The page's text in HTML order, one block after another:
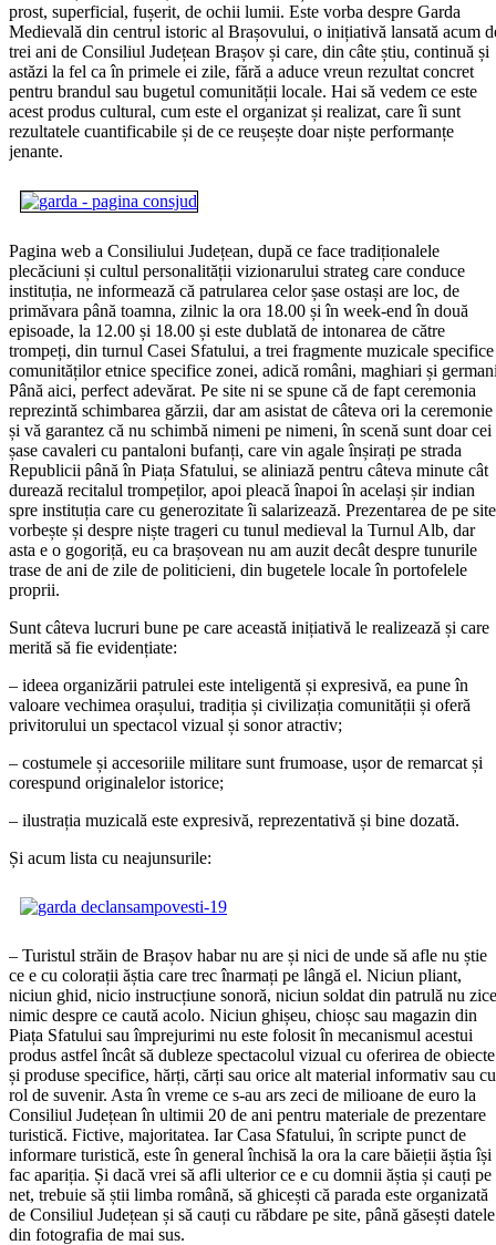
prost, superficial, fușerit, de ochii lumii. Este vorba despre Garda
Medievală din centrul istoric al Brașovului, o inițiativă lansată acum
trei ani de Consiliul Județean Brașov și care, din câte știu, continuă și
astăzi la fel ca în primele ei zile, fără a aduce vreun rezultat concret
pentru brandul sau bugetul comunității locale. Hai să vedem ce este
acest produs cultural, cum este el organizat și realizat, care îi sunt
rezultatele cuantificabile și de ce reușește doar niște performanțe
jenante.
Pagina web a Consiliului Județean, după ce face tradiționalele
plecăciuni și cultul personalității vizionarului strateg care conduce
instituția, ne informează că patrularea celor șase ostași are loc, de
primăvara până toamna, zilnic la ora 18.00 și în week-end în două
episoade, la 12.00 și 18.00 și este dublată de intonarea de către
trompeți, din turnul Casei Sfatului, a trei fragmente muzicale specifice
comunităților etnice specifice zonei, adică români, maghiari și
Până aici, perfect adevărat. Pe site ni se spune că de fapt ceremonia
reprezintă schimbarea gărzii, dar am asistat de câteva ori la ceremonie
și vă garantez că nu schimbă nimeni pe nimeni, în scenă sunt doar cei
șase cavaleri cu pantaloni bufanți, care vin agale înșirați pe strada
Republicii până în Piața Sfatului, se aliniază pentru câteva minute cât
durează recitalul trompeților, apoi pleacă înapoi în același șir indian
spre instituția care cu generozitate îi salarizează. Prezentarea de pe site
vorbește și despre niște trageri cu tunul medieval la Turnul Alb, dar
asta e o gogoriță, eu ca brașovean nu am auzit decât despre tunurile
trase de ani de zile de politicieni, din bugetele locale în portofelele
proprii.
Sunt câteva lucruri bune pe care această inițiativă le realizează și care
merită să fie evidențiate:
– ideea organizării patrulei este inteligentă și expresivă, ea pune în
valoare vechimea orașului, tradiția și civilizația comunității și oferă
privitorului un spectacol vizual și sonor atractiv;
– costumele și accesoriile militare sunt frumoase, ușor de remarcat și
corespund originalelor istorice;
– ilustrația muzicală este expresivă, reprezentativă și bine dozată.
Și acum lista cu neajunsurile:
– Turistul străin de Brașov habar nu are și nici de unde să afle nu știe
ce e cu colorații ăștia care trec înarmați pe lângă el. Niciun pliant,
niciun ghid, nicio instrucțiune sonoră, niciun soldat din patrulă nu zice
nimic despre ce caută acolo. Niciun ghișeu, chioșc sau magazin din
Piața Sfatului sau împrejurimi nu este folosit în mecanismul acestui
produs astfel încât să dubleze spectacolul vizual cu oferirea de obiecte
și produse specifice, hărți, cărți sau orice alt material informativ sau cu
rol de suvenir. Asta în vreme ce s-au ars zeci de milioane de euro la
Consiliul Județean în ultimii 20 de ani pentru materiale de prezentare
turistică. Fictive, majoritatea. Iar Casa Sfatului, în scripte punct de
informare turistică, este în general închisă la ora la care băieții ăștia își
fac apariția. Și dacă vrei să afli ulterior ce e cu domnii ăștia și cauți pe
net, trebuie să știi limba română, să ghicești că parada este organizată
de Consiliul Județean și să cauți cu răbdare pe site, până găsești datele
din fotografia de mai sus.